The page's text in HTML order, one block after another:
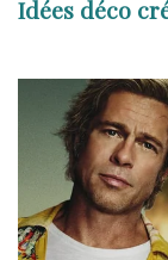
Idées déco